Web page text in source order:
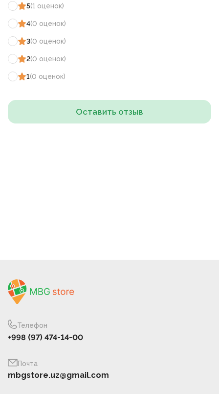
5(1 оценок)
4(0 оценок)
3(0 оценок)
2(0 оценок)
1(0 оценок)
Оставить отзыв
Телефон
+998 (97) 474-14-00
Почта
mbgstore.uz@gmail.com